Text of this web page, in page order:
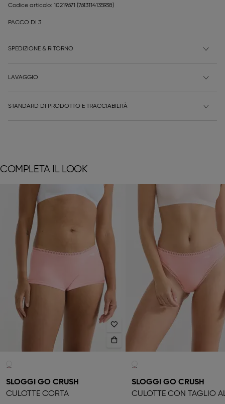
Codice articolo: 10219671 (7613114135938)
PACCO DI 3
SPEDIZIONE & RITORNO
LAVAGGIO
STANDARD DI PRODOTTO E TRACCIABILITÀ
COMPLETA IL LOOK
SLOGGI GO CRUSH
CULOTTE CORTA
SLOGGI GO CRUSH
CULOTTE CON TAGLIO